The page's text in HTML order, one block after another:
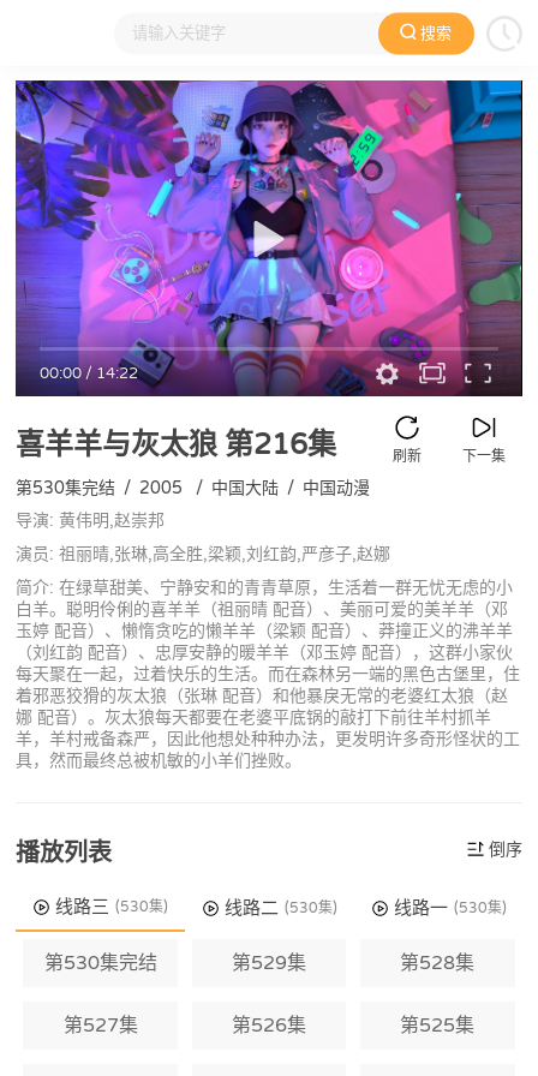
搜索
大家在看 日本动漫 国产动漫 欧美动漫 动漫电影
00:00/14:22
喜羊羊与灰太狼第216集 下一集
刷新
第530集完结 / 2005 / 中国大陆 / 中国动漫
导演: 黄伟明,赵崇邦
演员: 祖丽晴,张琳,高全胜,梁颖,刘红韵,严彦子,赵娜
简介: 在绿草甜美、宁静安和的青青草原，生活着一群无忧无虑的小
白羊。聪明伶俐的喜羊羊（祖丽晴 配音）、美丽可爱的美羊羊（邓
玉婷 配音）、懒惰贪吃的懒羊羊（梁颖 配音）、莽撞正义的沸羊羊
（刘红韵 配音）、忠厚安静的暖羊羊（邓玉婷 配音），这群小家伙
每天聚在一起，过着快乐的生活。而在森林另一端的黑色古堡里，住
着邪恶狡猾的灰太狼（张琳 配音）和他暴戾无常的老婆红太狼（赵
娜 配音）。灰太狼每天都要在老婆平底锅的敲打下前往羊村抓羊
羊，羊村戒备森严，因此他想处种种办法，更发明许多奇形怪状的工
具，然而最终总被机敏的小羊们挫败。
播放列表 倒序
线路三 (530集) 线路二 (530集) 线路一 (530集)
第530集完结 第529集 第528集
第527集 第526集 第525集